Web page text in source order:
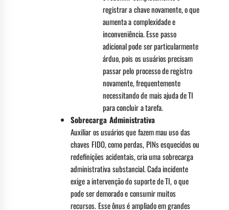
registrar a chave novamente, o que
aumenta a complexidade e
inconveniência. Esse passo
adicional pode ser particularmente
árduo, pois os usuários precisam
passar pelo processo de registro
novamente, frequentemente
necessitando de mais ajuda de TI
para concluir a tarefa.
Sobrecarga Administrativa
Auxiliar os usuários que fazem mau uso das
chaves FIDO, como perdas, PINs esquecidos ou
redefinições acidentais, cria uma sobrecarga
administrativa substancial. Cada incidente
exige a intervenção do suporte de TI, o que
pode ser demorado e consumir muitos
recursos. Esse ônus é ampliado em grandes